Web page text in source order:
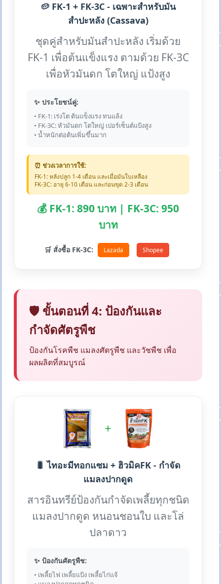
🥔 FK-1 + FK-3C - เฉพาะสำหรับมัน
สำปะหลัง (Cassava)
ชุดคู่สำหรับมันสำปะหลัง เริ่มด้วย
FK-1 เพื่อต้นแข็งแรง ตามด้วย FK-3C
เพื่อหัวมันดก โตใหญ่ แป้งสูง
✨ ประโยชน์คู่:
• FK-1: เร่งโต ต้นแข็งแรง ทนแล้ง
• FK-3C: หัวมันดก โตใหญ่ เปอร์เซ็นต์แป้งสูง
• น้ำหนักต่อต้นเพิ่มขึ้นมาก
⏰ ช่วงเวลาการใช้:
FK-1: หลังปลูก 1-4 เดือน และเมื่อมันใบเหลือง
FK-3C: อายุ 6-10 เดือน และก่อนขุด 2-3 เดือน
💰 FK-1: 890 บาท | FK-3C: 950
บาท
🛒 สั่งซื้อ FK-3C: Lazada Shopee
🛡️ ขั้นตอนที่ 4: ป้องกันและ
กำจัดศัตรูพืช
ป้องกันโรคพืช แมลงศัตรูพืช และวัชพืช เพื่อ
ผลผลิตที่สมบูรณ์
+
🐛 ไทอะมีทอกแซม + ฮิวมิคFK - กำจัด
แมลงปากดูด
สารอินทรีย์ป้องกันกำจัดเพลี้ยทุกชนิด
แมลงปากดูด หนอนชอนใบ และโล่
ปลาดาว
✨ ป้องกันศัตรูพืช:
• เพลี้ยไฟ เพลี้ยแป้ง เพลี้ยไก่แจ้